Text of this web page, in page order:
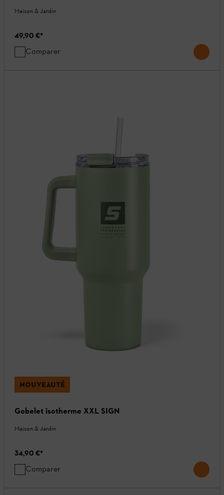
Maison & Jardin
49,90 €*
Comparer
NOUVEAUTÉ
Gobelet isotherme XXL SIGN
Maison & Jardin
34,90 €*
Comparer